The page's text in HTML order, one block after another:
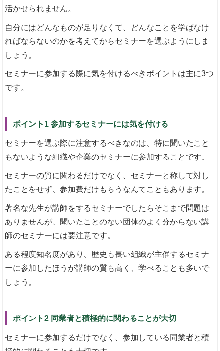
活かせられません。
自分にはどんなものが足りなくて、どんなことを学ばなけ
ればならないのかを考えてからセミナーを選ぶようにしま
しょう。
セミナーに参加する際に気を付けるべきポイントは主に3つ
です。
ポイント1 参加するセミナーには気を付ける
セミナーを選ぶ際に注意するべきなのは、特に聞いたこと
もないような組織や企業のセミナーに参加することです。
セミナーの質に関わるだけでなく、セミナーと称して対し
たことをせず、参加費だけもらうなんてこともあります。
著名な先生が講師をするセミナーでしたらそこまで問題は
ありませんが、聞いたことのない団体のよく分からない講
師のセミナーには要注意です。
ある程度知名度があり、歴史も長い組織が主催するセミナ
ーに参加したほうが講師の質も高く、学べることも多いで
しょう。
ポイント2 同業者と積極的に関わることが大切
セミナーに参加するだけでなく、参加している同業者と積